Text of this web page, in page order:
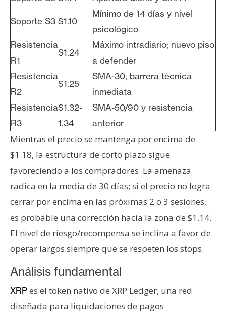
Soporte S3 $1.10
Mínimo de 14 días y nivel
psicológico
Resistencia
R1
$1.24
Máximo intradiario; nuevo piso
a defender
Resistencia
R2
$1.25
SMA-30, barrera técnica
inmediata
Resistencia
R3
$1.32-
1.34
SMA-50/90 y resistencia
anterior
Mientras el precio se mantenga por encima de
$1.18, la estructura de corto plazo sigue
favoreciendo a los compradores. La amenaza
radica en la media de 30 días; si el precio no logra
cerrar por encima en las próximas 2 o 3 sesiones,
es probable una corrección hacia la zona de $1.14.
El nivel de riesgo/recompensa se inclina a favor de
operar largos siempre que se respeten los stops.
Análisis fundamental
XRPes el token nativo de XRP Ledger, una red
diseñada para liquidaciones de pagos